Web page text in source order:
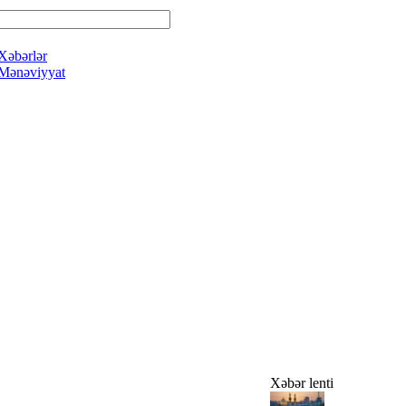
Xəbər lenti